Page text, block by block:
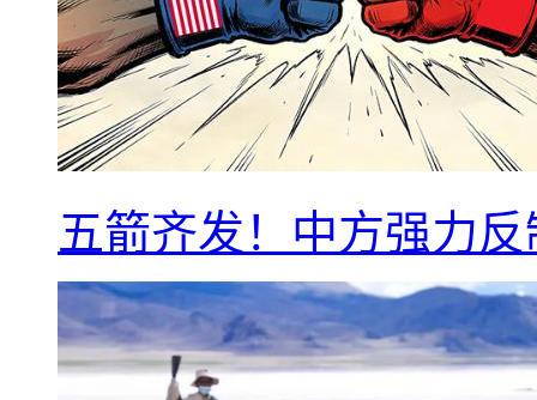
五箭齐发！中方强力